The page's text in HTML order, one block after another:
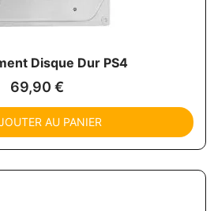
Disque Dur PS4
69,90 €
AU PANIER